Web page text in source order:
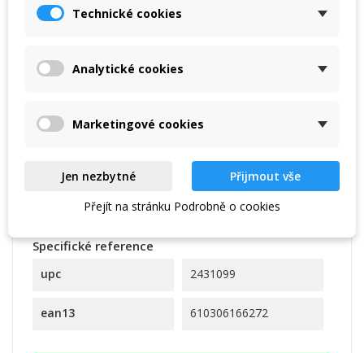
Kód 7106237W422
Parametry
dámská
Specifické reference
upc 2431099
ean13 610306166272
Technické cookies
Analytické cookies
Marketingové cookies
Jen nezbytné
Přijmout vše
Přejít na stránku Podrobně o cookies